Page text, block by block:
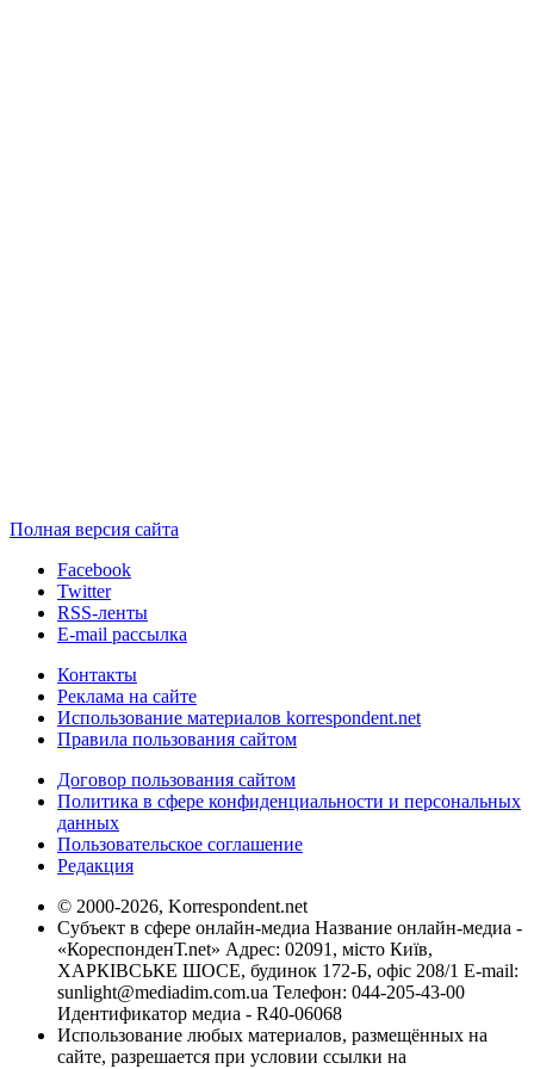
Полная версия сайта
Facebook
Twitter
RSS-ленты
E-mail рассылка
Контакты
Реклама на сайте
Использование материалов korrespondent.net
Правила пользования сайтом
Договор пользования сайтом
Политика в сфере конфиденциальности и персональных
данных
Пользовательское соглашение
Редакция
© 2000-2026, Korrespondent.net
Субъект в сфере онлайн-медиа Название онлайн-медиа -
«КореспонденТ.net» Адрес: 02091, місто Київ,
ХАРКІВСЬКЕ ШОСЕ, будинок 172-Б, офіс 208/1 E-mail:
sunlight@mediadim.com.ua Телефон: 044-205-43-00
Идентификатор медиа - R40-06068
Использование любых материалов, размещённых на
сайте, разрешается при условии ссылки на